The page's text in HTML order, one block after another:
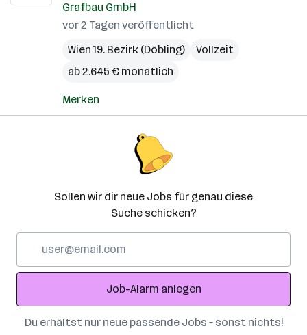
Grafbau GmbH
vor 2 Tagen veröffentlicht
Wien 19. Bezirk (Döbling)
Vollzeit
ab 2.645 € monatlich
Merken
Sollen wir dir neue Jobs für genau diese
Suche schicken?
Adresse
Job-Alarm anlegen
Du erhältst nur neue passende Jobs – sonst nichts!